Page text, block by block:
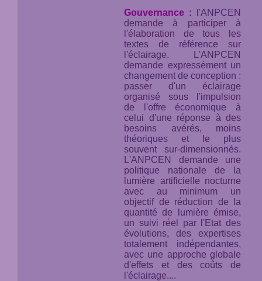
Gouvernance :
l'ANPCEN
demande à participer à
l'élaboration de tous les
textes de référence sur
l'éclairage. L'ANPCEN
demande expressément un
changement de conception :
passer d'un éclairage
organisé sous l'impulsion
de l'offre économique à
celui d'une réponse à des
besoins avérés, moins
théoriques et le plus
souvent sur-dimensionnés.
L'ANPCEN demande une
politique nationale de la
lumière artificielle nocturne
avec au minimum un
objectif de réduction de la
quantité de lumière émise,
un suivi réel par l'Etat des
évolutions, des expertises
totalement indépendantes,
avec une approche globale
d'effets et des coûts de
l'éclairage....